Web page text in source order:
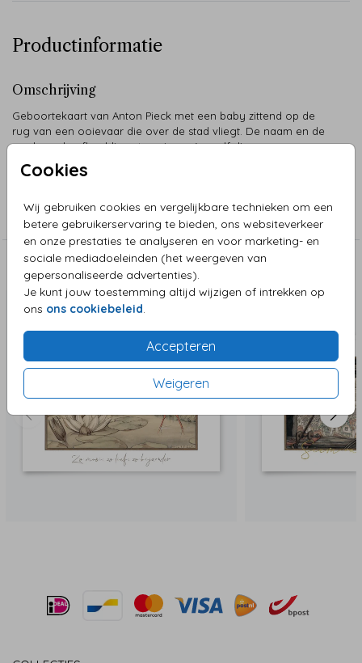
Cookies
Wij gebruiken cookies en vergelijkbare technieken om een
betere gebruikerservaring te bieden, ons websiteverkeer
en onze prestaties te analyseren en voor marketing- en
sociale mediadoeleinden (het weergeven van
gepersonaliseerde advertenties).
Je kunt jouw toestemming altijd wijzigen of intrekken op
ons ons cookiebeleid.
Accepteren
Weigeren
Productinformatie
Omschrijving
Geboortekaart van Anton Pieck met een baby zittend op de
rug van een ooievaar die over de stad vliegt. De naam en de
rand om de afbeelding staan in roségoudfolie.
Anton Pieck
Aanbevolen